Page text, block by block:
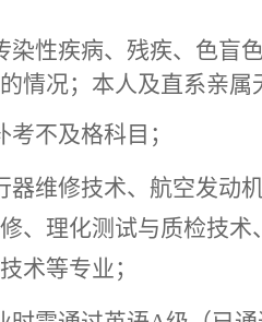
染性疾病、残疾、色
情况；本人及直系亲属
考不及格科目；
器维修技术、航空发
、理化测试与质检技
术等专业；